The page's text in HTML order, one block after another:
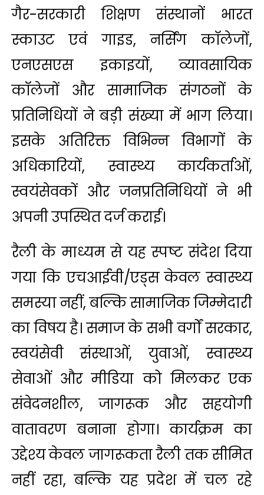
गैर-सरकारी शिक्षण संस्थानों भारत
स्काउट एवं गाइड, नर्सिंग कॉलेजों,
एनएसएस इकाइयों, व्यावसायिक
कॉलेजों और सामाजिक संगठनों के
प्रतिनिधियों ने बड़ी संख्या में भाग लिया।
इसके अतिरिक्त विभिन्न विभागों के
अधिकारियों, स्वास्थ्य कार्यकर्ताओं,
स्वयंसेवकों और जनप्रतिनिधियों ने भी
अपनी उपस्थित दर्ज कराई।
रैली के माध्यम से यह स्पष्ट संदेश दिया
गया कि एचआईवी/एड्स केवल स्वास्थ्य
समस्या नहीं, बल्कि सामाजिक जिम्मेदारी
का विषय है। समाज के सभी वर्गों सरकार,
स्वयंसेवी संस्थाओं, युवाओं, स्वास्थ्य
सेवाओं और मीडिया को मिलकर एक
संवेदनशील, जागरूक और सहयोगी
वातावरण बनाना होगा। कार्यक्रम का
उद्देश्य केवल जागरूकता रैली तक सीमित
नहीं रहा, बल्कि यह प्रदेश में चल रहे